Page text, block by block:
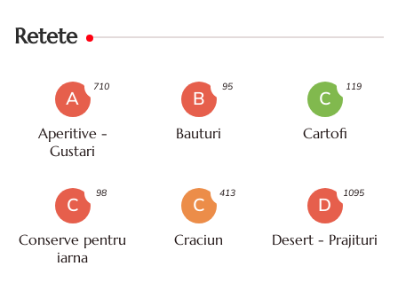
Retete
A
Aperitive -
Gustari
710
B
Bauturi
95
C
Cartofi
119
C
Conserve pentru
iarna
98
C
Craciun
413
D
Desert - Prajituri
1095